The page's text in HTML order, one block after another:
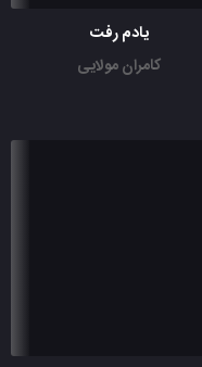
یادم رفت
کامران مولایی